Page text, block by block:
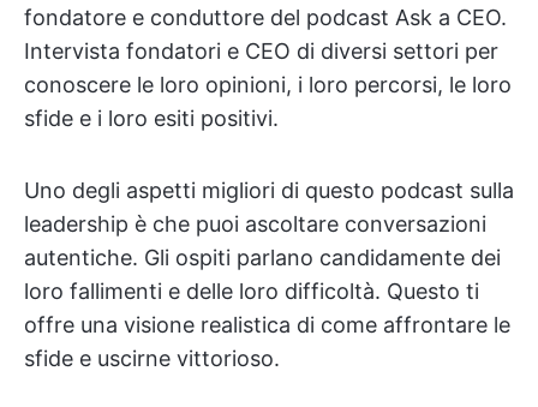
fondatore e conduttore del podcast Ask a CEO.
Intervista fondatori e CEO di diversi settori per
conoscere le loro opinioni, i loro percorsi, le loro
sfide e i loro esiti positivi.
Uno degli aspetti migliori di questo podcast sulla
leadership è che puoi ascoltare conversazioni
autentiche. Gli ospiti parlano candidamente dei
loro fallimenti e delle loro difficoltà. Questo ti
offre una visione realistica di come affrontare le
sfide e uscirne vittorioso.